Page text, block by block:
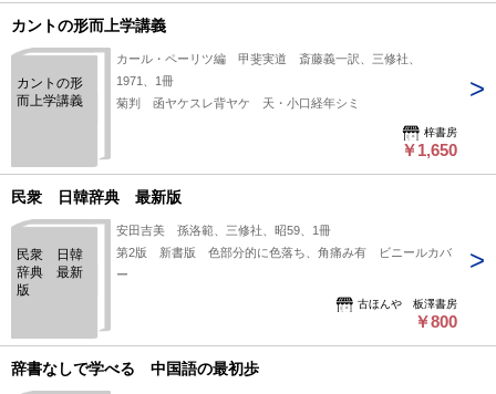
カントの形而上学講義
カントの形
而上学講義
カール・ペーリツ編 甲斐実道 斎藤義一訳、三修社、
1971、1冊
菊判 函ヤケスレ背ヤケ 天・小口経年シミ
梓書房
￥1,650
民衆 日韓辞典 最新版
民衆 日韓
辞典 最新
版
安田吉美 孫洛範、三修社、昭59、1冊
第2版 新書版 色部分的に色落ち、角痛み有 ビニールカバ
ー
古ほんや 板澤書房
￥800
辞書なしで学べる 中国語の最初歩